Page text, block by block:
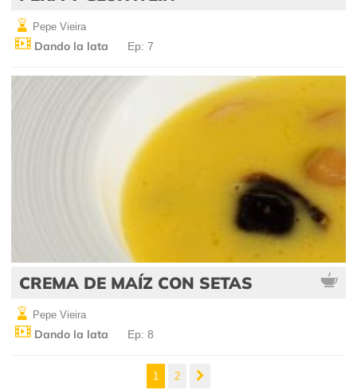
Pepe Vieira
Dando la lata Ep: 7
CREMA DE MAÍZ CON SETAS
Pepe Vieira
Dando la lata Ep: 8
1 2